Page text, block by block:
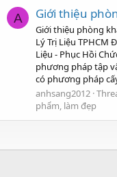
A Giới thiệu
Giới thiệu phòng
Lý Trị Liệu TPHCM
Liệu - Phục Hồi
phương pháp tập
có phương pháp
anhsang2012
phẩm, làm đẹp